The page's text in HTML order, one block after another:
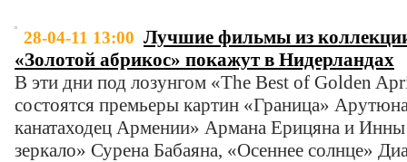
28-04-11 13:00 Лучшие фильмы из
«Золотой абрикос» покажут в Нидерландах
В эти дни под лозунгом «The Best of Golden
состоятся премьеры картин «Граница»
канатаходец Армении» Армана Ерицяна и
зеркало» Сурена Бабаяна, «Осеннее солнце»